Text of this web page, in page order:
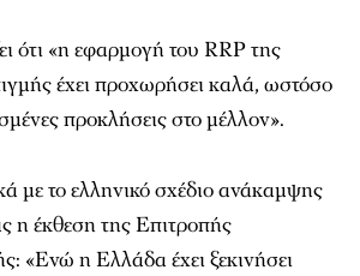
ότι «η εφαρμογή του RRP της
έχει προχωρήσει καλά, ωστόσο
προκλήσεις στο μέλλον».
με το ελληνικό σχέδιο ανάκαμψης
η έκθεση της Επιτροπής
«Ενώ η Ελλάδα έχει ξεκινήσει